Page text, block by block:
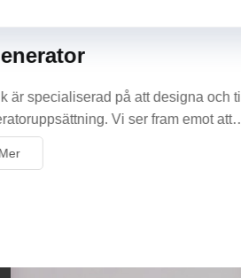
Akutgenerator
Som en professionell Kina
leverantör tillhandahåller vi
konsultera oss nu!